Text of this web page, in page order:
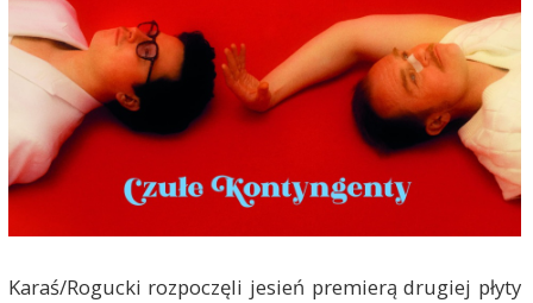
Karaś/Rogucki rozpoczęli jesień premierą drugiej płyty